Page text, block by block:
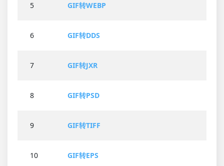
5 GIF转WEBP
6 GIF转DDS
7 GIF转JXR
8 GIF转PSD
9 GIF转TIFF
10 GIF转EPS